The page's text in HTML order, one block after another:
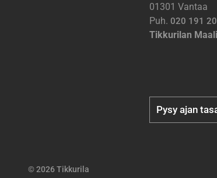
01301 Vantaa
Puh. 020 191
Tikkurilan
Pysy ajan
© 2026 Tikkurila